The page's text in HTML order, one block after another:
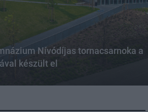
Nívódíjas tornacsarnoka a
készült el